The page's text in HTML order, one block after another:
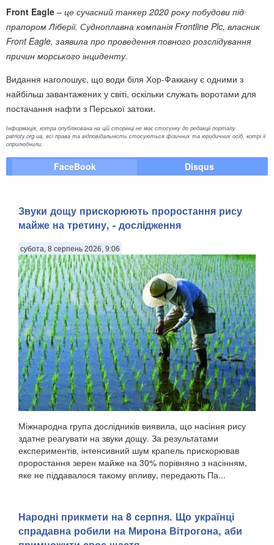
Front Eagle – це сучасний танкер 2020 року побудови під
прапором Ліберії. Судноплавна компанія Frontline Plc, власник
Front Eagle, заявила про проведення повного розслідування
причин морського інциденту.
Видання наголошує, що води біля Хор-Факкану є одними з
найбільш завантажених у світі, оскільки служать воротами для
постачання нафти з Перської затоки.
Інформація, котра опублікована на цій сторінці не має стосунку до редакції порталу
patrioty.org.ua, всі права та відповідальність стосуються фізичних та юридичних осіб, котрі її
оприлюднили.
FaceBook Disqus
Звуки дощу прискорюють проростання рису
майже на третину, - дослідження
субота, 8 серпень 2026, 9:06
Міжнародна група дослідників виявила, що насіння рису
здатне реагувати на звуки дощу. За результатами
експериментів, інтенсивний шум крапель прискорював
проростання зерен майже на 30% порівняно з насінням,
яке не піддавалося такому впливу, передають Па...
Народні прикмети на 8 серпня. Що українці
спрадавна робили на Мирона Вітрогона, аби